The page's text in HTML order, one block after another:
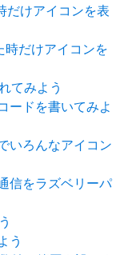
だけアイコンを表
だけアイコンを
てみよう
ードを書いてみよ
いろんなアイコン
信をラズベリーパ
う